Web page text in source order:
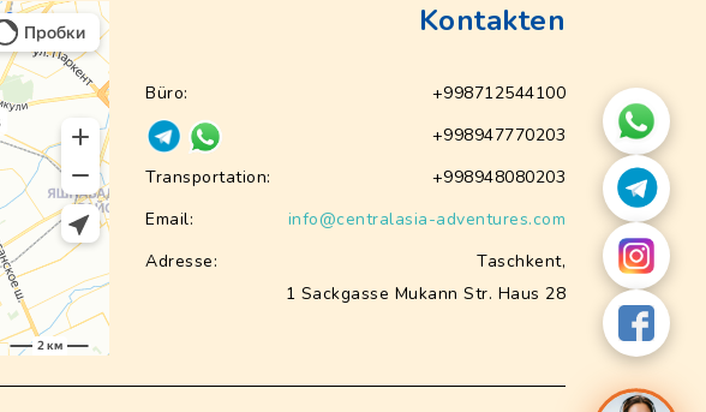
Kontakten
Büro:
+998712544100
+998947770203
Transportation:
+998948080203
Email:
info@centralasia-adventures.com
Adresse:
Taschkent,
1 Sackgasse Mukann Str. Haus 28